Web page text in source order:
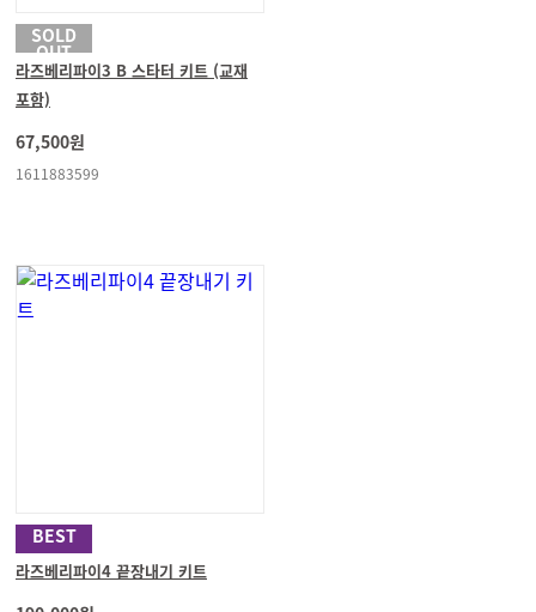
SOLD
OUT
라즈베리파이3 B 스타터 키트 (교재
포함)
67,500원
1611883599
BEST
라즈베리파이4 끝장내기 키트